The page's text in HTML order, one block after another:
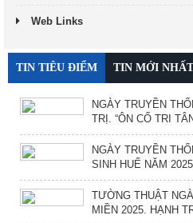
Web Links
TIN TIÊU ĐIỂM TIN MỚI NHẤT
NGÀY TRUYỀN
TRỊ. “ÔN CỐ TRI
NGÀY TRUYỀN
SINH HUẾ NĂM 2025
TƯỜNG THUẬT
MIỀN 2025. HẠNH